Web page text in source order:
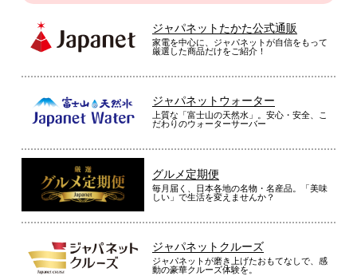
ジャパネットたかた公式通販
家電を中心に、ジャパネットが自信をもって
厳選した商品だけをご紹介！
ジャパネットウォーター
上質な「富士山の天然水」。安心・安全、こ
だわりのウォーターサーバー
グルメ定期便
毎月届く、日本各地の名物・名産品。「美味
しい」で生活を変えませんか？
ジャパネットクルーズ
ジャパネットが磨き上げたおもてなしで、感
動の豪華クルーズ体験を。